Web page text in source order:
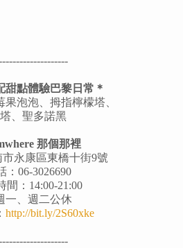
甜點體驗巴黎日常＊
果泡泡、拇指檸檬塔、
、聖多諾黑
那個那裡
永康區東橋十街9號
：06-3026690
間：14:00-21:00
一、週二公休
http://bit.ly/2S60xke